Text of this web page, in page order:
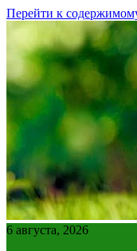
Перейти к
6 августа, 2026